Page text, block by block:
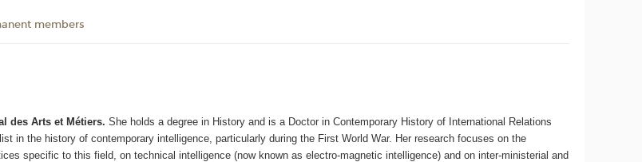
members
des Arts et Métiers.She holds a degree in History and is a Doctor in Contemporary History of International Relations
in the history of contemporary intelligence, particularly during the First World War. Her research focuses on the
specific to this field, on technical intelligence (now known as electro-magnetic intelligence) and on inter-ministerial and